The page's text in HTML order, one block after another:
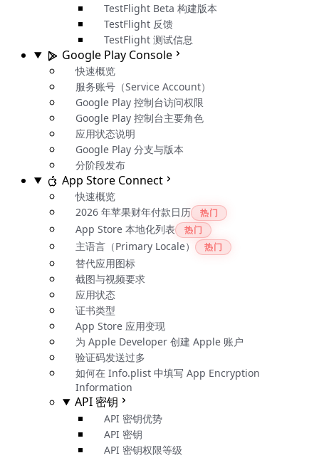
TestFlight Beta 构建版本
TestFlight 反馈
TestFlight 测试信息
Google Play Console
快速概览
服务账号（Service Account）
Google Play 控制台访问权限
Google Play 控制台主要角色
应用状态说明
Google Play 分支与版本
分阶段发布
App Store Connect
快速概览
2026 年苹果财年付款日历
热门
App Store 本地化列表 热门
主语言（Primary Locale） 热门
替代应用图标
截图与视频要求
应用状态
证书类型
App Store 应用变现
为 Apple Developer 创建 Apple 账户
验证码发送过多
如何在 Info.plist 中填写 App Encryption
Information
API 密钥
API 密钥优势
API 密钥
API 密钥权限等级